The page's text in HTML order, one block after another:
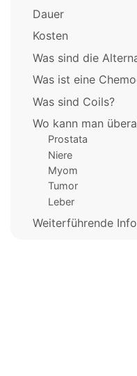
Dauer
Kosten
Was sind die
Was ist eine
Was sind Coils?
Wo kann man
Prostata
Niere
Myom
Tumor
Leber
Weiterführende